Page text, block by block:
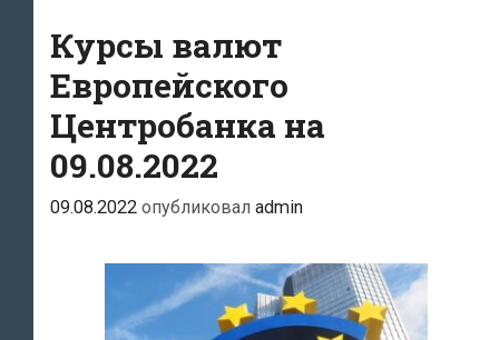
Курсы валют
Европейского
Центробанка на
09.08.2022
09.08.2022 опубликовал admin